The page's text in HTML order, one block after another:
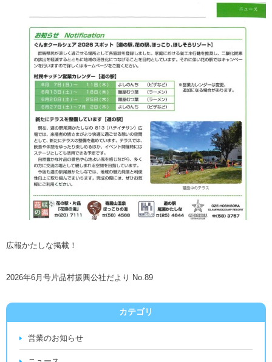
広報かたしな掲載！
2026年6月号片品村振興公社だより No.89
カテゴリ
営業のお知らせ